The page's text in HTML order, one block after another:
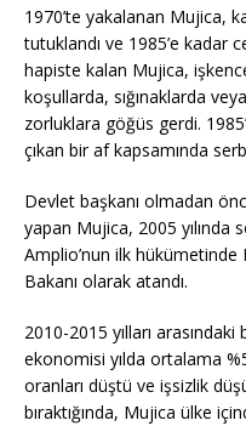
1970’te yakalanan Mujica,
tutuklandı ve 1985’e kadar
hapiste kalan Mujica,
koşullarda, sığınaklarda
zorluklara göğüs gerdi.
çıkan bir af kapsamında
Devlet başkanı olmadan
yapan Mujica, 2005 yılında
Amplio’nun ilk hükümetinde
Bakanı olarak atandı.
2010-2015 yılları
ekonomisi yılda ortalama
oranları düştü ve işsizlik
bıraktığında, Mujica ülke